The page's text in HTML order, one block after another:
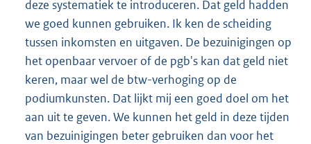
deze systematiek te introduceren. Dat geld hadden
we goed kunnen gebruiken. Ik ken de scheiding
tussen inkomsten en uitgaven. De bezuinigingen op
het openbaar vervoer of de pgb's kan dat geld niet
keren, maar wel de btw-verhoging op de
podiumkunsten. Dat lijkt mij een goed doel om het
aan uit te geven. We kunnen het geld in deze tijden
van bezuinigingen beter gebruiken dan voor het